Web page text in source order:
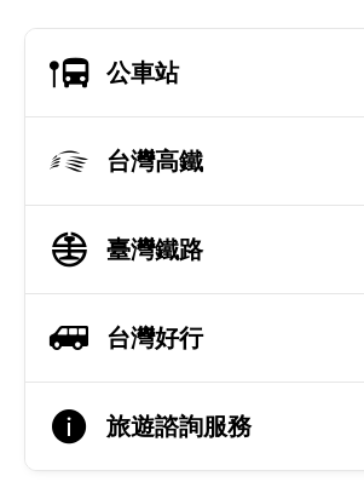
公車站
台灣高鐵
臺灣鐵路
台灣好行
旅遊諮詢服務